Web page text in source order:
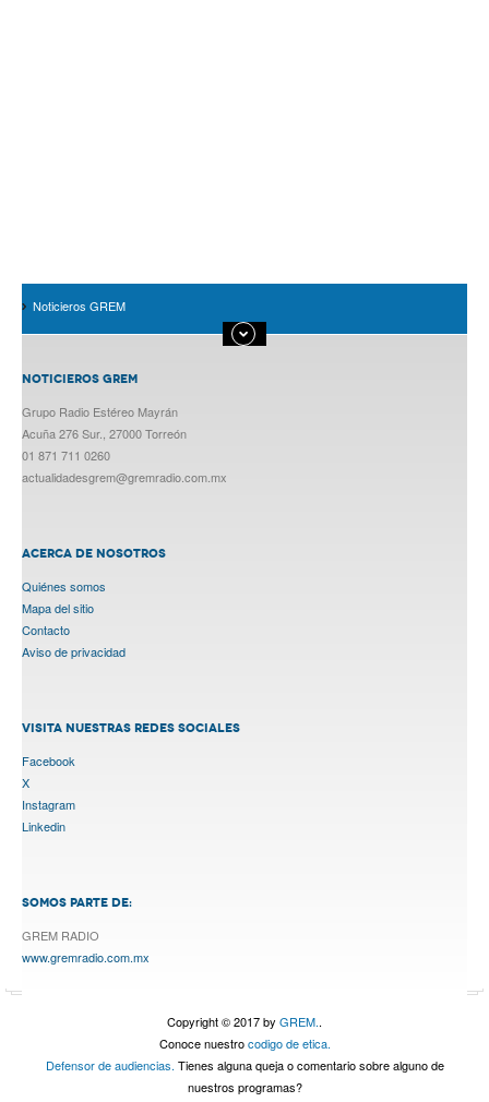
Noticieros GREM
NOTICIEROS GREM
Grupo Radio Estéreo Mayrán
Acuña 276 Sur., 27000 Torreón
01 871 711 0260
actualidadesgrem@gremradio.com.mx
ACERCA DE NOSOTROS
Quiénes somos
Mapa del sitio
Contacto
Aviso de privacidad
VISITA NUESTRAS REDES SOCIALES
Facebook
X
Instagram
Linkedin
SOMOS PARTE DE:
GREM RADIO
www.gremradio.com.mx
Copyright © 2017 by GREM..
Conoce nuestrocodigo de etica.
Defensor de audiencias. Tienes alguna queja o comentario sobre alguno de
nuestros programas?